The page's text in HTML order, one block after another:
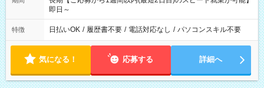
即日～
特徴 日払いOK / 履歴書不要 / 電話対応なし / パソコンスキル不要
気になる！ 応募する 詳細へ